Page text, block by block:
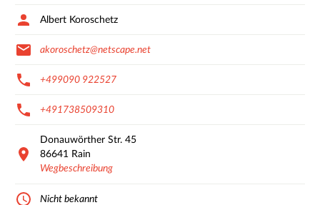
Albert Koroschetz
akoroschetz@netscape.net
+499090 922527
+491738509310
Donauwörther Str. 45
86641
Rain
Wegbeschreibung
Nicht bekannt